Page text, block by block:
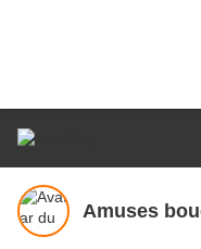
Amuses